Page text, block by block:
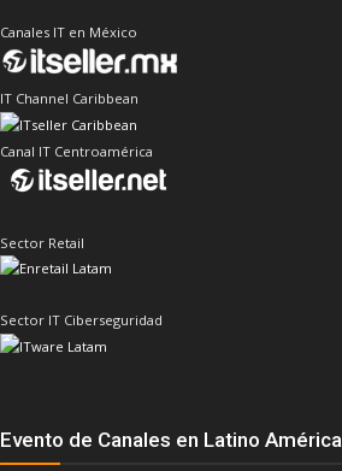
Canales IT en México
IT Channel Caribbean
Canal IT Centroamérica
Sector Retail
Sector IT Ciberseguridad
Evento de Canales en Latino América